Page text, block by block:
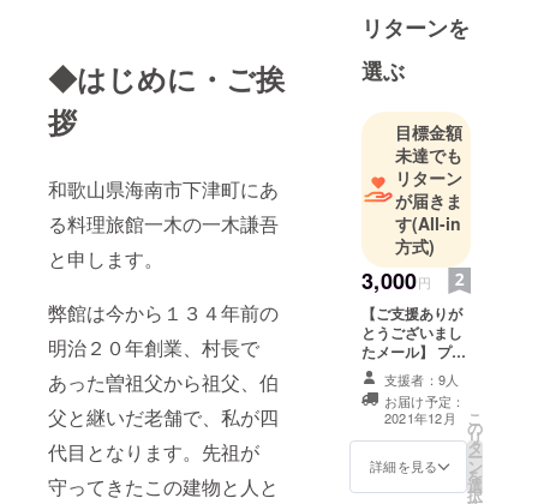
◆はじめに・ご挨
拶
和歌山県海南市下津町にあ
る料理旅館一木の一木謙吾
と申します。
弊館は今から１３４年前の
明治２０年創業、村長で
あった曽祖父から祖父、伯
父と継いだ老舗で、私が四
代目となります。先祖が
守ってきたこの建物と人と
は、継承と
地域創生の
こと。
2^10＝
1024、2人の
親を10世代
遡るだけで
こんなに多
くの人に支
えられてい
る、という
ことに気づ
いた最近、
そんな思い
を継いでい
けることに
たい。
リターンを
選ぶ
目標金額
未達でも
リターン
が届きま
す(All-in
方式)
3,000円
【ご支援ありが
とうございまし
たメール】 プロ
ジェクト終了
後、心をこめた
お礼メールをお
送りします。 ※
こちらのリター
ンは、メール以
支援者：9人
お届け予定：
2021年12月
詳細を見る
こ
の
リ
タ
ー
ン
を
選
択